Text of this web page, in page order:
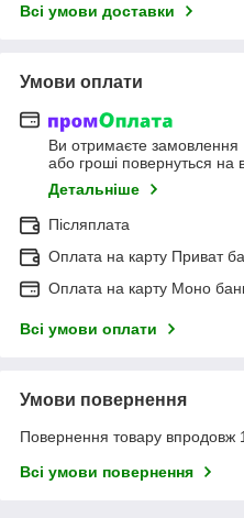
Всі умови доставки
Умови оплати
Ви отримаєте замовлення
або гроші повернуться на
Детальніше
Післяплата
Оплата на карту Приват
Оплата на карту Моно
Всі умови оплати
Умови повернення
Повернення товару впродовж
Всі умови повернення